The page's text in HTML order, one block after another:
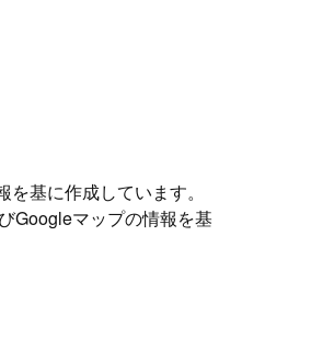
基に作成しています。
Googleマップの情報を基